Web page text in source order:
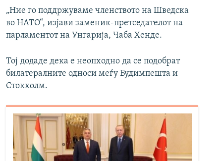
„Ние го поддржуваме членството на Шведска
во НАТО“, изјави заменик-претседателот на
парламентот на Унгарија, Чаба Хенде.
Тој додаде дека е неопходно да се подобрат
билатералните односи меѓу Будимпешта и
Стокхолм.